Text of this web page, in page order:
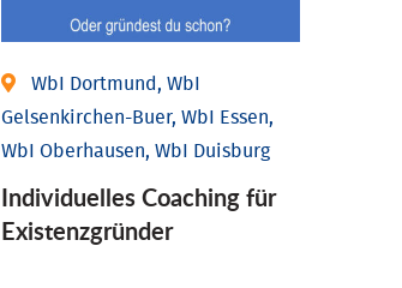
WbI Dortmund, WbI
Gelsenkirchen-Buer, WbI Essen,
WbI Oberhausen, WbI Duisburg
Individu­elles Coaching für
Existenz­gründer